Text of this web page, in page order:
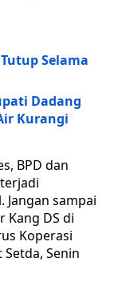
Selama
Dadang
Kurangi
BPD dan
sampai
Kang DS di
Koperasi
Senin